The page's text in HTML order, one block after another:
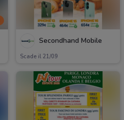
Secondhand Mobile
Scade il 21/09